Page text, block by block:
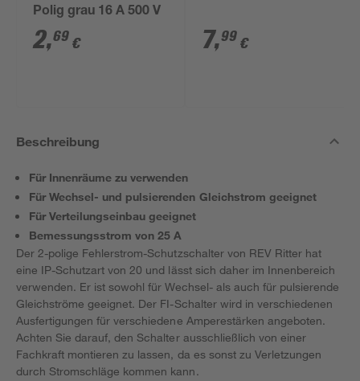
Polig grau 16 A 500 V
2,69 € 7,99 €
Beschreibung
Für Innenräume zu verwenden
Für Wechsel- und pulsierenden Gleichstrom geeignet
Für Verteilungseinbau geeignet
Bemessungsstrom von 25 A
Der 2-polige Fehlerstrom-Schutzschalter von REV Ritter hat
eine IP-Schutzart von 20 und lässt sich daher im Innenbereich
verwenden. Er ist sowohl für Wechsel- als auch für pulsierende
Gleichströme geeignet. Der FI-Schalter wird in verschiedenen
Ausfertigungen für verschiedene Amperestärken angeboten.
Achten Sie darauf, den Schalter ausschließlich von einer
Fachkraft montieren zu lassen, da es sonst zu Verletzungen
durch Stromschläge kommen kann.